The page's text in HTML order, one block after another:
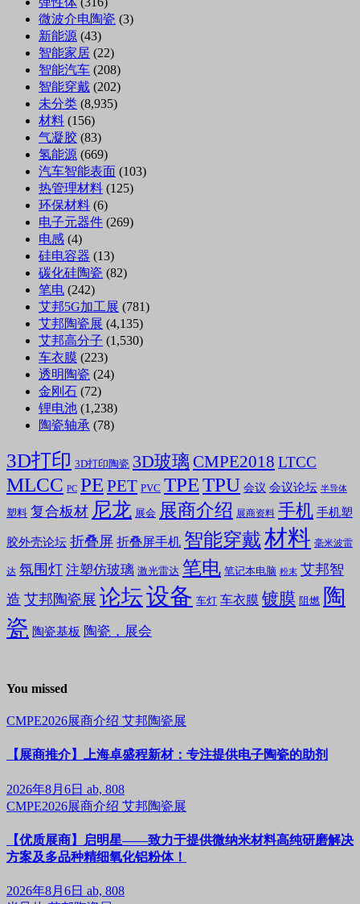
微波介电陶瓷 (3)
新能源 (43)
智能家居 (22)
智能汽车 (208)
智能穿戴 (202)
未分类 (8,935)
材料 (156)
气凝胶 (83)
氢能源 (669)
汽车智能表面 (103)
热管理材料 (125)
环保材料 (6)
电子元器件 (269)
电感 (4)
硅电容器 (13)
碳化硅陶瓷 (82)
笔电 (242)
艾邦5G加工展 (781)
艾邦陶瓷展 (4,135)
艾邦高分子 (1,530)
车衣膜 (223)
透明陶瓷 (24)
金刚石 (72)
锂电池 (1,238)
陶瓷轴承 (78)
3D打印 3D打印陶瓷 3D玻璃 CMPE2018 LTCC
MLCC PC PE PET PVC TPETPU 会议 会议论坛 半导体
塑料 复合板材 尼龙 展会 展商介绍 展商资料 手机 手机塑
胶外壳论坛 折叠屏 折叠屏手机 智能穿戴材料 毫米波雷
达 氛围灯 注塑仿玻璃 激光雷达 笔电 笔记本电脑 粉末 艾邦智
造 艾邦陶瓷展 论坛设备 车灯 车衣膜 镀膜 阻燃 陶
瓷 陶瓷基板 陶瓷，展会
You missed
CMPE2026展商介绍 艾邦陶瓷展
【展商推介】上海卓盛程新材：专注提供电子陶瓷的助剂
2026年8月6日 ab, 808
CMPE2026展商介绍 艾邦陶瓷展
【优质展商】启明星——致力于提供微纳米材料高纯研磨解决
方案及多品种精细氧化铝粉体！
2026年8月6日 ab, 808